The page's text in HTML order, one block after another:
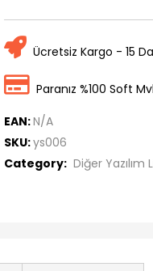
Ücretsiz Kargo - 15
Paranız %100 Soft
EAN:N/A
SKU:ys006
Category: Diğer Yazılım